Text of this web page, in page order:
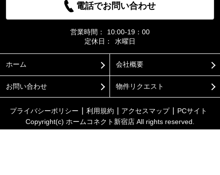
電話でお問い合わせ
営業時間：
10:00-19：00
定休日：
水曜日
ホーム 会社概要
お問い合わせ 物件リクエスト
プライバシーポリシー 利用規約 アクセスマップ
PCサイト
Copyright(c) ホームコネクト新宿店 All rights reserved.